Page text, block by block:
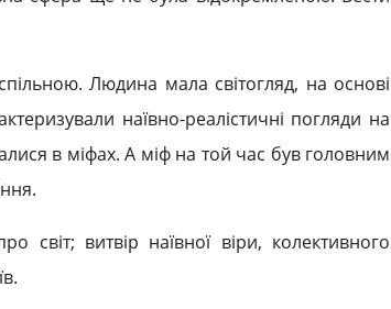
Людина мала світогляд, на основі
наївно-реалістичні погляди на
в міфах. А міф на той час був головним
витвір наївної віри, колективного